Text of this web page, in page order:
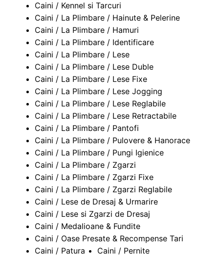
Caini / Kennel si Tarcuri
Caini / La Plimbare / Hainute & Pelerine
Caini / La Plimbare / Hamuri
Caini / La Plimbare / Identificare
Caini / La Plimbare / Lese
Caini / La Plimbare / Lese Duble
Caini / La Plimbare / Lese Fixe
Caini / La Plimbare / Lese Jogging
Caini / La Plimbare / Lese Reglabile
Caini / La Plimbare / Lese Retractabile
Caini / La Plimbare / Pantofi
Caini / La Plimbare / Pulovere & Hanorace
Caini / La Plimbare / Pungi Igienice
Caini / La Plimbare / Zgarzi
Caini / La Plimbare / Zgarzi Fixe
Caini / La Plimbare / Zgarzi Reglabile
Caini / Lese de Dresaj & Urmarire
Caini / Lese si Zgarzi de Dresaj
Caini / Medalioane & Fundite
Caini / Oase Presate & Recompense Tari
Caini / Patura
Caini / Pernite